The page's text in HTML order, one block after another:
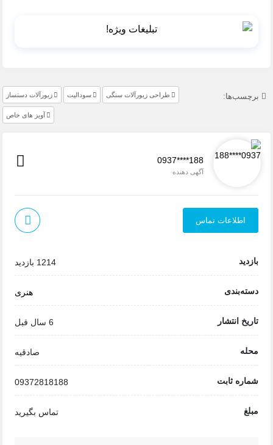
برچسب‌ها: طراحی زیورآلات سنگی سودالیت زیورآلات دستساز
آویز های خاص
0937****188
آگهی دهنده
اطلاعات تماس
بازدید 1214 بازدید
دسته‌بندی هنری
تاریخ انتشار 6 سال قبل
محله صادقیه
شماره ثابت 09372818188
مبلغ تماس بگیرید